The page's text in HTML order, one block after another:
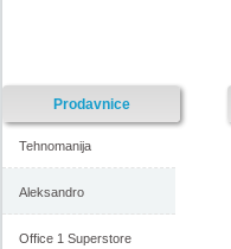
Prodavnice
Tehnomanija
Aleksandro
Office 1 Superstore